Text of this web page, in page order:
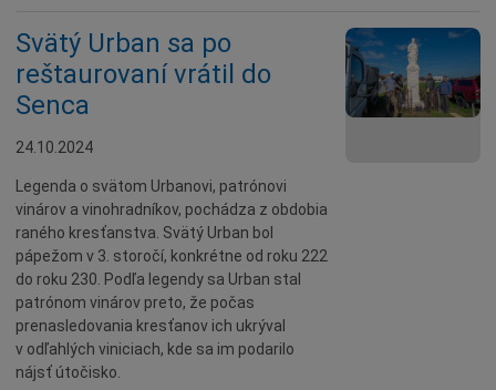
Svätý Urban sa po
reštaurovaní vrátil do
Senca
24.10.2024
Legenda o svätom Urbanovi, patrónovi
vinárov a vinohradníkov, pochádza z obdobia
raného kresťanstva. Svätý Urban bol
pápežom v 3. storočí, konkrétne od roku 222
do roku 230. Podľa legendy sa Urban stal
patrónom vinárov preto, že počas
prenasledovania kresťanov ich ukrýval
v odľahlých viniciach, kde sa im podarilo
nájsť útočisko.